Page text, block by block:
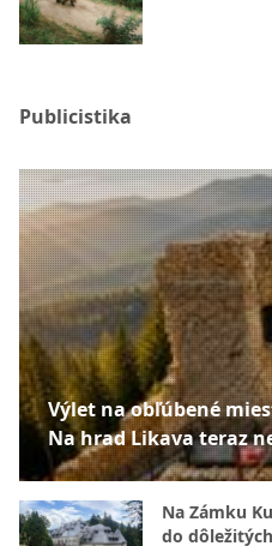
Publicistika
Výlet na obľúbené
Na hrad Likava teraz
Na Zámku
do